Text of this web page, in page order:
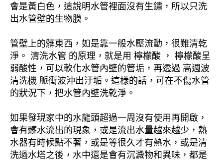
會是黃白色，這說明水管裡面沒有生鏽，所以只洗
出水管壁的生物膜。
管壁上的髒東西，如是靠一般水壓流動，很難清乾
淨。 清洗水管 的原理，就是用 檸檬酸 ， 檸檬酸呈
弱酸性，可以軟化水管內壁的管垢，再透過 高週波
清洗機 脈衝波沖出汙垢。這樣的話，可在不傷水管
的狀況下，把水管內壁洗乾淨。
如果發現家中的水龍頭超過一周沒有使用再開啟，
會有髒水流出的現象，或是流出水量越來越少，熱
水器有時候點不著，或是等很久才有熱水，或是清
洗過水塔之後，水中還是會有沉澱物和異味，都是